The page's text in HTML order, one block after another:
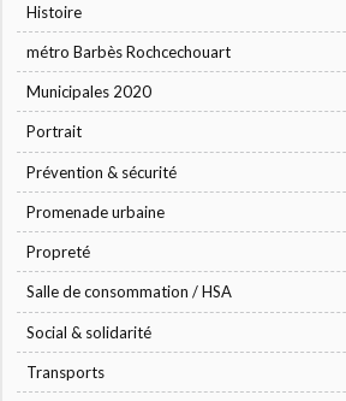
Histoire
métro Barbès Rochcechouart
Municipales 2020
Portrait
Prévention & sécurité
Promenade urbaine
Propreté
Salle de consommation / HSA
Social & solidarité
Transports